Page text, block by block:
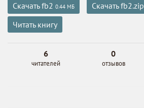
Скачать fb2 0.44 МБ Скачать fb2.zip
Читать книгу
6
читателей
0
отзывов